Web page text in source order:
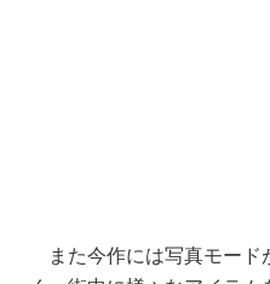
また今作には写真モード